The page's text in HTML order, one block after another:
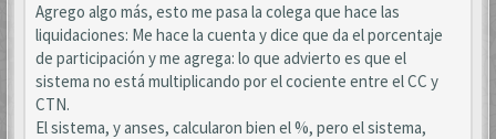
Agrego algo más, esto me pasa la colega que hace las
liquidaciones: Me hace la cuenta y dice que da el porcentaje
de participación y me agrega: lo que advierto es que el
sistema no está multiplicando por el cociente entre el CC y
CTN.
El sistema, y anses, calcularon bien el %, pero el sistema,